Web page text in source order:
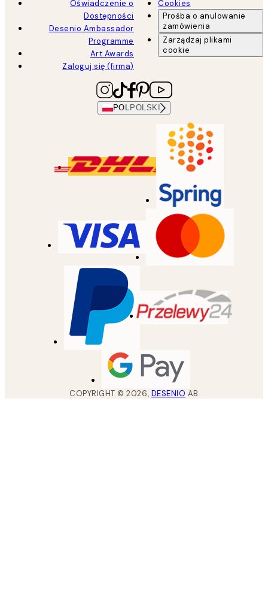
Oświadczenie o
Dostępności
Desenio Ambassador
Programme
Art Awards
Zaloguj się (firma)
Cookies
Prośba o anulowanie
zamówienia
Zarządzaj plikami
cookie
POL POLSKI
COPYRIGHT ©2026, DESENIO AB